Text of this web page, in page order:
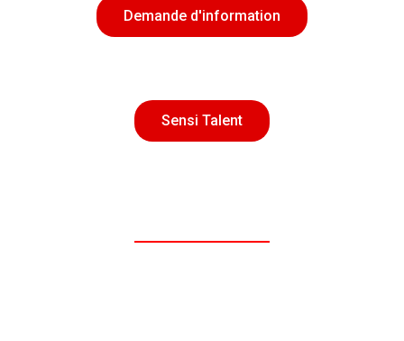
Demande d'information
Sensi Talent